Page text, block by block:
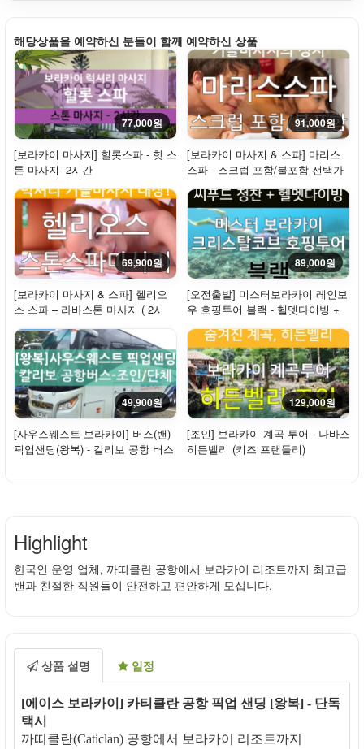
해당상품을 예약하신 분들이 함께 예약하신 상품
77,000원
[보라카이 마사지] 힐롯스파 - 핫 스
톤 마사지- 2시간
91,000원
[보라카이 마사지 & 스파] 마리스
스파 - 스크럽 포함/불포함 선택가
능
69,900원
[보라카이 마사지 & 스파] 헬리오
스 스파 – 라바스톤 마사지 ( 2시
간)
89,000원
[오전출발] 미스터보라카이 레인보
우 호핑투어 블랙 - 헬멧다이빙 +
크리스탈...
49,900원
[사우스웨스트 보라카이] 버스(밴)
픽업샌딩(왕복) - 칼리보 공항 버스
129,000원
[조인] 보라카이 계곡 투어 - 나바스
히든벨리 (키즈 프랜들리)
Highlight
한국인 운영 업체, 까띠클란 공항에서 보라카이 리조트까지 최고급
밴과 친절한 직원들이 안전하고 편안하게 모십니다.
상품 설명 일정
[에이스 보라카이] 카티클란 공항 픽업 샌딩 [왕복] - 단독
택시
까띠클란(Caticlan) 공항에서 보라카이 리조트까지